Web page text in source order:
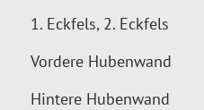
1. Eckfels, 2. Eckfels
Vordere Hubenwand
Hintere Hubenwand